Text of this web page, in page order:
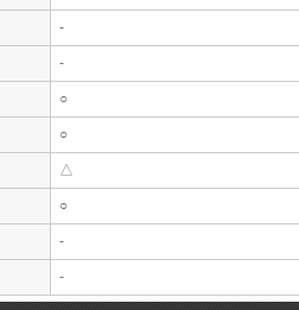
-
-
○
○
△
○
-
-